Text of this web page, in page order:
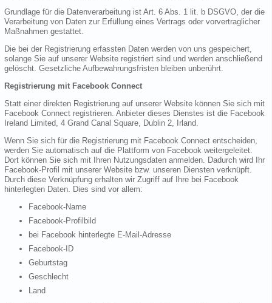
Grundlage für die Datenverarbeitung ist Art. 6 Abs. 1 lit. b DSGVO, der die
Verarbeitung von Daten zur Erfüllung eines Vertrags oder vorvertraglicher
Maßnahmen gestattet.
Die bei der Registrierung erfassten Daten werden von uns gespeichert,
solange Sie auf unserer Website registriert sind und werden anschließend
gelöscht. Gesetzliche Aufbewahrungsfristen bleiben unberührt.
Registrierung mit Facebook Connect
Statt einer direkten Registrierung auf unserer Website können Sie sich mit
Facebook Connect registrieren. Anbieter dieses Dienstes ist die Facebook
Ireland Limited, 4 Grand Canal Square, Dublin 2, Irland.
Wenn Sie sich für die Registrierung mit Facebook Connect entscheiden,
werden Sie automatisch auf die Plattform von Facebook weitergeleitet.
Dort können Sie sich mit Ihren Nutzungsdaten anmelden. Dadurch wird Ihr
Facebook-Profil mit unserer Website bzw. unseren Diensten verknüpft.
Durch diese Verknüpfung erhalten wir Zugriff auf Ihre bei Facebook
hinterlegten Daten. Dies sind vor allem:
Facebook-Name
Facebook-Profilbild
bei Facebook hinterlegte E-Mail-Adresse
Facebook-ID
Geburtstag
Geschlecht
Land